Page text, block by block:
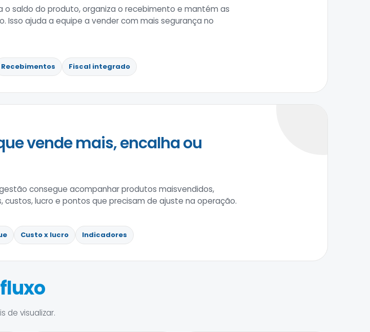
o saldo do produto, organiza o recebimento e mantém as
Isso ajuda a equipe a vender com mais segurança no
Recebimentos Fiscal integrado
vende mais, encalha ou
consegue acompanhar produtos maisvendidos,
lucro e pontos que precisam de ajuste na operação.
Custo x lucro Indicadores
de visualizar.